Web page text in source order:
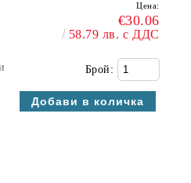
Цена:
€30.06
58.79 лв. с ДДС
Брой: